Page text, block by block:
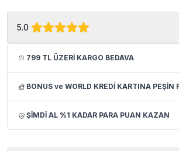
5.0
799 TL ÜZERİ KARGO BEDAVA
BONUS ve WORLD KREDİ KARTINA PEŞİN
ŞİMDİ AL %1 KADAR PARA PUAN KAZAN